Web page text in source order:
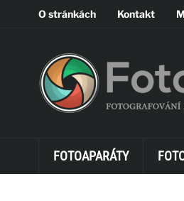
O stránkách Kontakt
FOTOAPARÁTY